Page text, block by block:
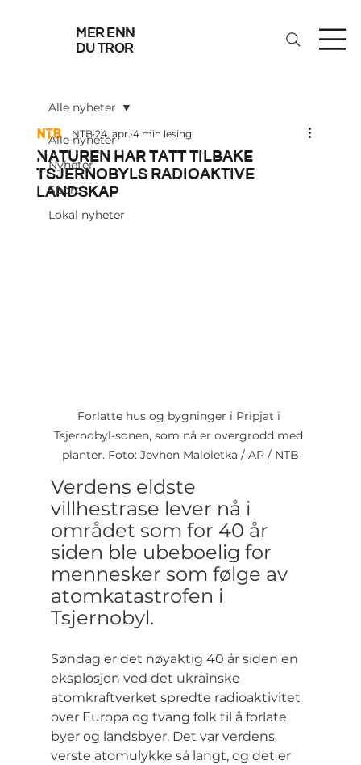
mer enn
du tror
Alle nyheter
Nyheter
Sport
Lokal nyheter
Alle nyheter
Naturen har tatt tilbake
Tsjernobyls radioaktive
landskap
NTB 24. apr. 4 min lesing
Forlatte hus og bygninger i Pripjat i
Tsjernobyl-sonen, som nå er overgrodd med
planter. Foto: Jevhen Maloletka / AP / NTB
Verdens eldste
villhestrase lever nå i
området som for 40 år
siden ble ubeboelig for
mennesker som følge av
atomkatastrofen i
Tsjernobyl.
Søndag er det nøyaktig 40 år siden en
eksplosjon ved det ukrainske
atomkraftverket spredte radioaktivitet
over Europa og tvang folk til å forlate
byer og landsbyer. Det var verdens
verste atomulykke så langt, og det er